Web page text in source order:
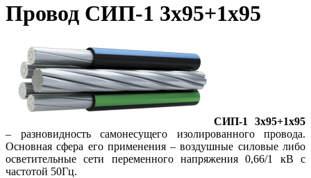
Провод СИП-1 3х95+1х95
СИП-1 3х95+1х95
– разновидность самонесущего изолированного провода.
Основная сфера его применения – воздушные силовые либо
осветительные сети переменного напряжения 0,66/1 кВ с
частотой 50Гц.